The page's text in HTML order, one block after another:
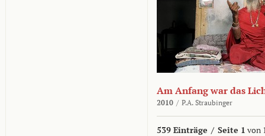
Am Anfang war das
2010 / P.A. Straubinger
539 Einträge / Seite 1 von